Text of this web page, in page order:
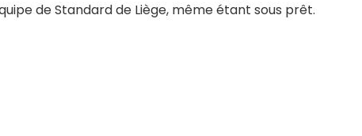
de Standard de Liège, même étant sous prêt.